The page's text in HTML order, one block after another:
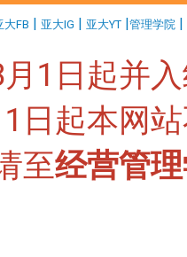
大FB | 亚大IG | 亚大YT |管理学院 |
1日起并入
日起本网
至经营管